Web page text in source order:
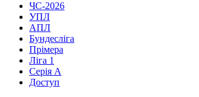
ЧС-2026
УПЛ
АПЛ
Бундесліга
Прімера
Ліга 1
Серія А
Доступ